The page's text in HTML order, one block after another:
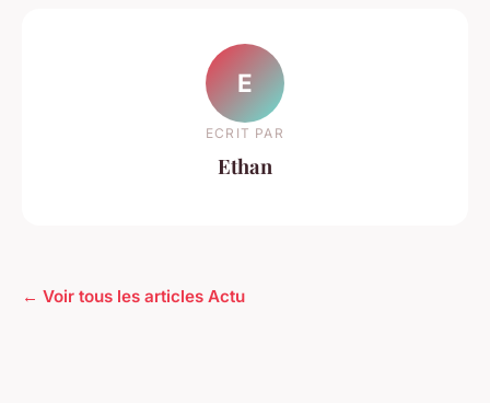
E
ECRIT PAR
Ethan
← Voir tous les articles Actu